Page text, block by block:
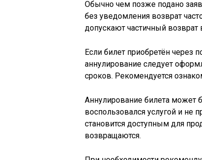
Обычно чем позже подано
без уведомления возврат
допускают частичный возврат
Если билет приобретён через
аннулирование следует
сроков. Рекомендуется
Аннулирование билета может
воспользовался услугой и не
становится доступным для
возвращаются.